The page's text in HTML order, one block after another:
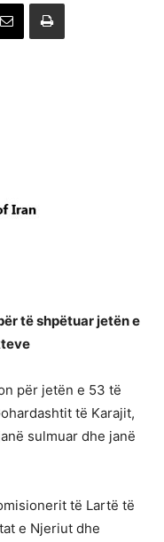
të shpëtuar jetën e
për jetën e 53 të
të Karajit,
sulmuar dhe janë
të Lartë të
e Njeriut dhe